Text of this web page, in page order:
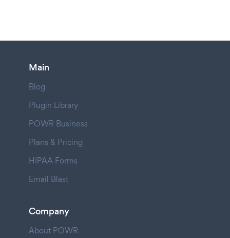
Main
Blog
Plugin Library
POWR Business
Plans & Pricing
HIPAA Forms
Email Blast
Company
About POWR